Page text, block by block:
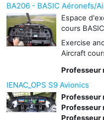
BA206 - BASIC Aéronefs/
Espace
cours
Exercise
Aircraft
Professeur
IENAC_OPS S9 Avionics
Professeur
Professeur
Professeur